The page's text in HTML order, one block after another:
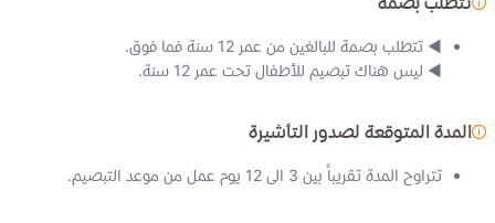
◀ تتطلب بصمة للبالغين من عمر 12 سنة فما فوق.
◀ ليس هناك تبصيم للأطفال تحت عمر 12 سنة.
المدة المتوقعة لصدور التأشيرة
تتراوح المدة تقريباً بين 3 الى 12 يوم عمل من موعد التبصيم.